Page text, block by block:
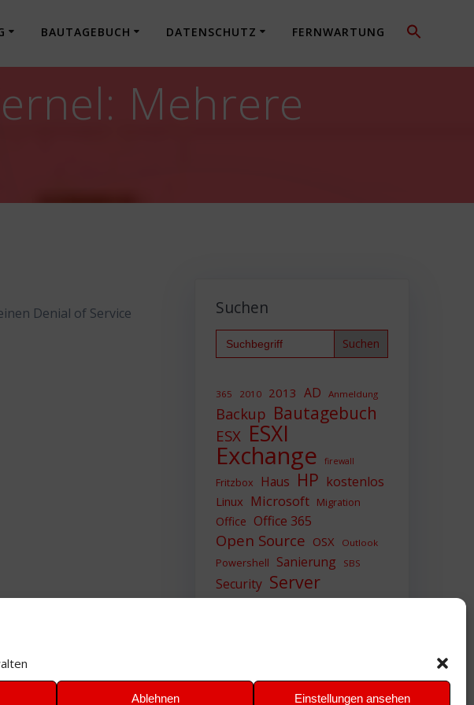
Ablehnen Einstellungen ansehen
BAUTAGEBUCH DATENSCHUTZ FERNWARTUNG
Mehrere
Denial of Service
Suchen
Search
for:
365 2010 2013 AD Anmeldung
Backup Bautagebuch
ESX ESXI
Exchange firewall
Fritzbox Haus HP kostenlos
Linux Microsoft Migration
Office Office 365
Open Source OSX Outlook
Powershell Sanierung SBS
Security Server
Sicherheit SIEM
VMWare VPN WAZUH